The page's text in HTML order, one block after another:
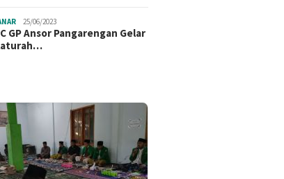
25/06/2023
GP Ansor Pangarengan Gelar